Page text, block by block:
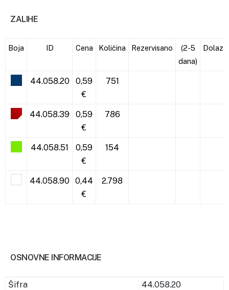
ZALIHE
Boja ID Cena Količina Rezervisano
(2-5
dana)
44.058.20
0,59
€
751
44.058.39
0,59
€
786
44.058.51
0,59
€
154
44.058.90 0,44
€
2.798
OSNOVNE INFORMACIJE
Šifra
44.058.20